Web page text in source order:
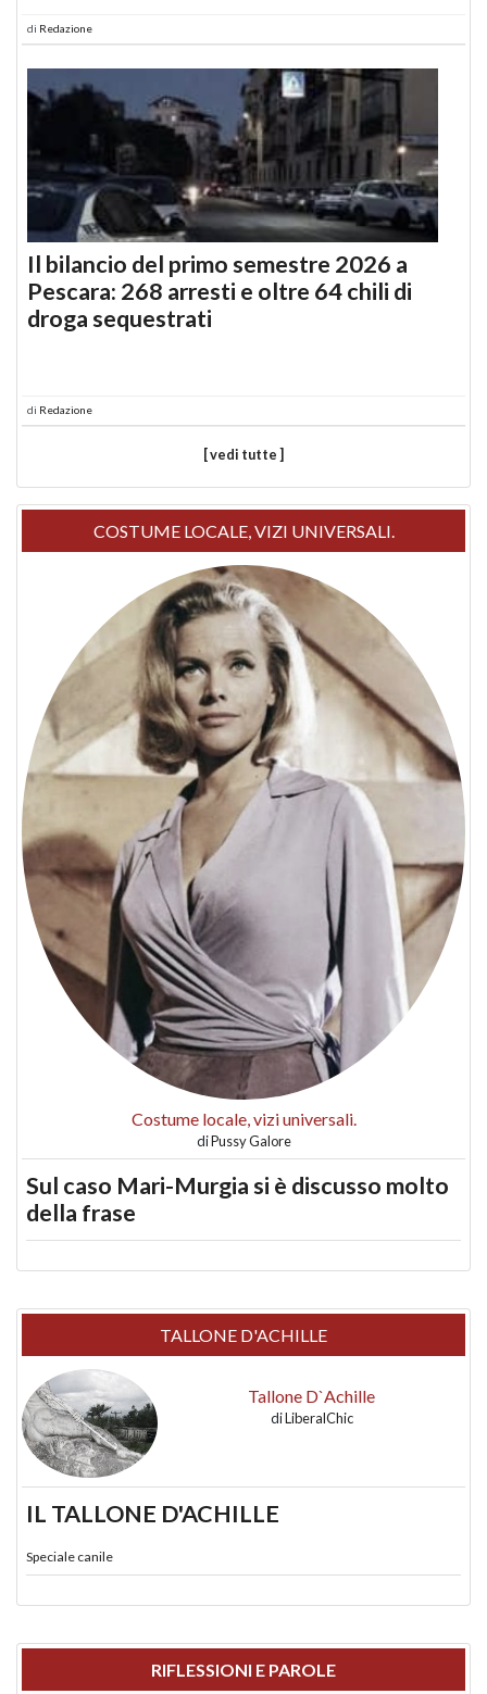
di Redazione
Il bilancio del primo semestre 2026 a
Pescara: 268 arresti e oltre 64 chili di
droga sequestrati
di Redazione
[ vedi tutte ]
COSTUME LOCALE, VIZI UNIVERSALI.
Costume locale, vizi universali.
diPussy Galore
Sul caso Mari-Murgia si è discusso molto
della frase
TALLONE D'ACHILLE
Tallone D`Achille
diLiberalChic
IL TALLONE D'ACHILLE
Speciale canile
RIFLESSIONI E PAROLE